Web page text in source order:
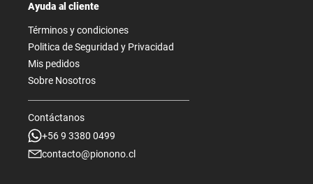
Ayuda al cliente
Términos y condiciones
Politica de Seguridad y Privacidad
Mis pedidos
Sobre Nosotros
Contáctanos
+56 9 3380 0499
contacto@pionono.cl